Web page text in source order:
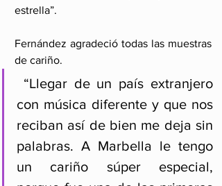
estrella”.
Fernández agradeció todas las muestras
de cariño.
con música diferente y que nos
reciban así de bien me deja sin
palabras. A Marbella le tengo
un cariño súper especial,